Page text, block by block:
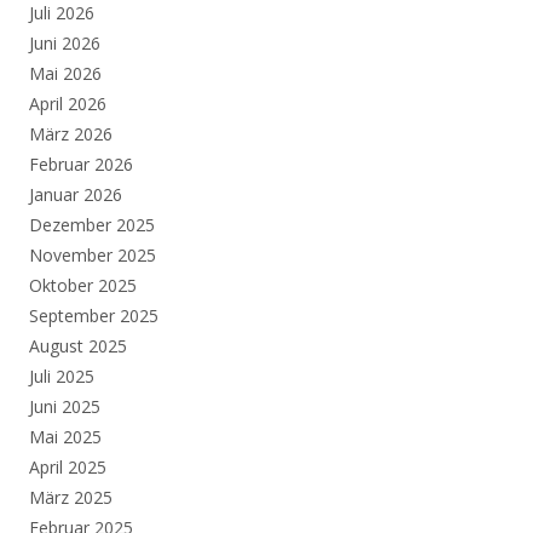
Juli 2026
Juni 2026
Mai 2026
April 2026
März 2026
Februar 2026
Januar 2026
Dezember 2025
November 2025
Oktober 2025
September 2025
August 2025
Juli 2025
Juni 2025
Mai 2025
April 2025
März 2025
Februar 2025